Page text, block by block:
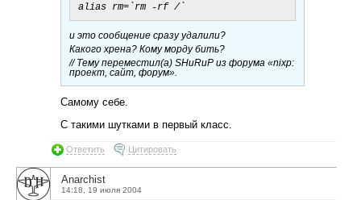
и это сообщение сразу удалили?
Какого хрена? Кому морду бить?
// Тему переместил(а) SHuRuP из форума «nixp:
проект, сайт, форум».
Самому себе.
С такими шутками в первый класс.
Ответить Цитировать
Anarchist
14:18, 19 июля 2004